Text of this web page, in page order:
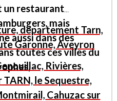
un restaurant
mais
aussi dans des
toutes ces villes du
departement Tarn,
Garonne, Aveyron
Rivières,
TARN, le Sequestre,
Cahuzac sur